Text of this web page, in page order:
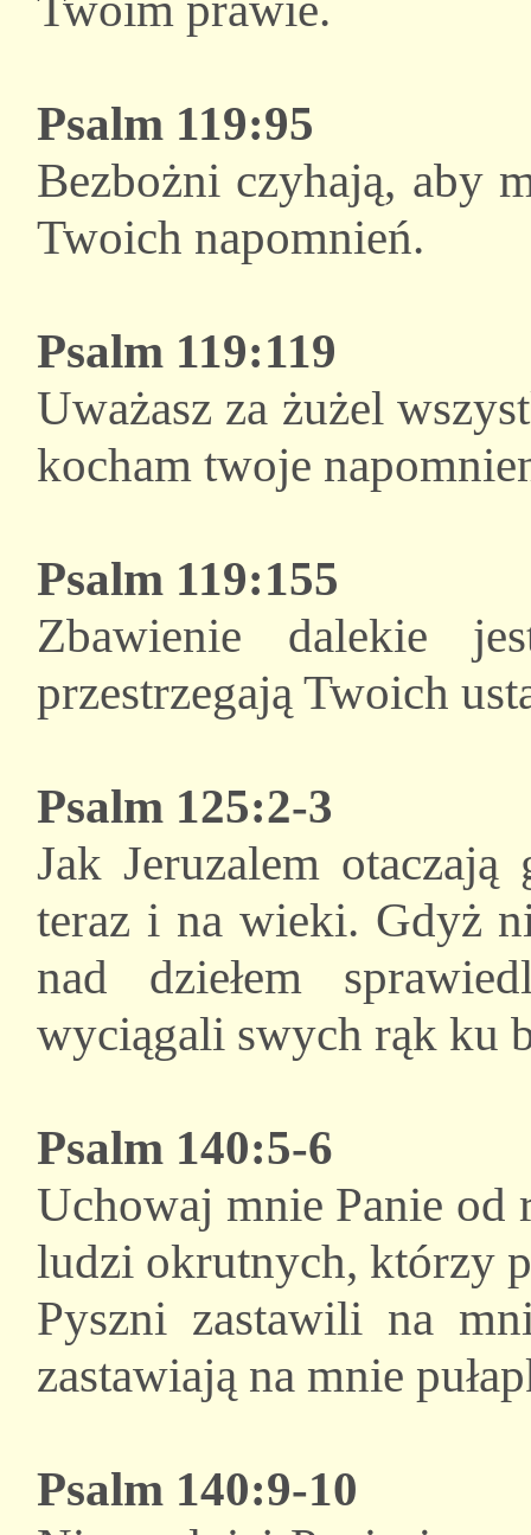
Psalm 119:95
Bezbożni czyhają, aby
Twoich napomnień.
Psalm 119:119
Uważasz za żużel
kocham twoje
Psalm 119:155
Zbawienie dalekie
przestrzegają Twoich
Psalm 125:2-3
Jak Jeruzalem
teraz i na wieki. Gdyż
nad dziełem
wyciągali swych rąk ku
Psalm 140:5-6
Uchowaj mnie Panie od
ludzi okrutnych, którzy
Pyszni zastawili na
zastawiają na mnie
Psalm 140:9-10